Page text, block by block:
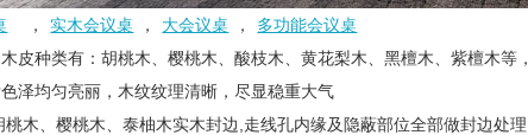
， 实木会议桌 ， 大会议桌 ，
多功能会议桌
皮种类有：胡桃木、樱桃木、酸枝木、黄花梨木、黑檀木、紫檀木
泽均匀亮丽，木纹纹理清晰，尽显稳重大气
桃木、樱桃木、泰柚木实木封边,走线孔内缘及隐蔽部位全部做封边处理